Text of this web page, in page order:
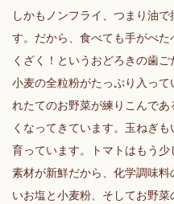
しかもノンフライ、つまり油
す。だから、食べても手がべ
くざく！というおどろきの歯
小麦の全粒粉がたっぷり入っ
れたてのお野菜が練りこんで
くなってきています。玉ねぎ
育っています。トマトはもう少
素材が新鮮だから、化学調味
いお塩と小麦粉、そしてお野